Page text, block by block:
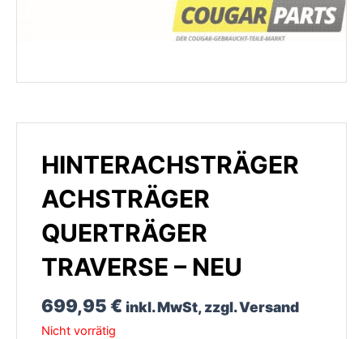
HINTERACHSTRÄGER
ACHSTRÄGER
QUERTRÄGER
TRAVERSE – NEU
699,95€ inkl. MwSt, zzgl. Versand
Nicht vorrätig